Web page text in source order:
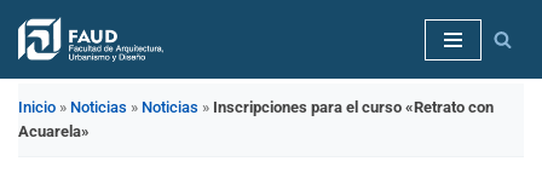
Saltar
contenido
Inicio » Noticias » Noticias » Inscripciones para el curso «Retrato con
Acuarela»